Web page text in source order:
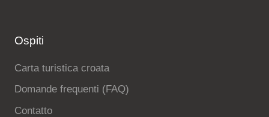
Ospiti
Carta turistica croata
Domande frequenti (FAQ)
Contatto